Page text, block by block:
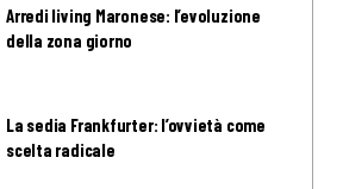
Arredi living Maronese: l’evoluzione
della zona giorno
La sedia Frankfurter: l’ovvietà come
scelta radicale